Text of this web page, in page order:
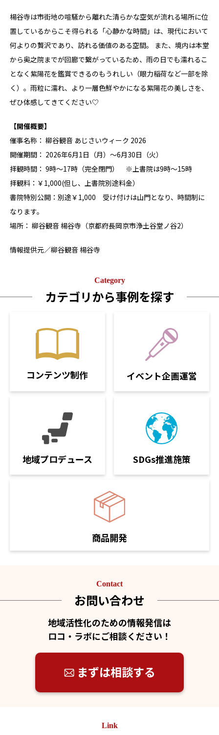
楊谷寺は市街地の喧騒から離れた清らかな空気が流れる場所に位
置しているからこそ得られる「心静かな時間」は、現代において
何よりの贅沢であり、訪れる価値のある空間。 また、境内は本堂
から奥之院までが回廊で繋がっているため、雨の日でも濡れるこ
となく紫陽花を鑑賞できるのもうれしい（眼力稲荷など一部を除
く）。雨粒に濡れ、より一層色鮮やかになる紫陽花の美しさを、
ぜひ体感してきてください♡
【開催概要】
催事名称： 柳谷観音 あじさいウィーク 2026
開催期間： 2026年6月1日（月）～6月30日（火）
拝観時間： 9時～17時（完全閉門） ※上書院は9時～15時
拝観料：￥1,000(但し、上書院別途料金）
書院特別公開：別途￥1,000 受け付けは山門となり、時間制に
なります。
場所： 柳谷観音 楊谷寺（京都府長岡京市浄土谷堂ノ谷2）
情報提供元／柳谷観音 楊谷寺
Category
カテゴリから事例を探す
コンテンツ制作 イベント企画運営
地域プロデュース SDGs推進施策
商品開発
Contact
お問い合わせ
地域活性化のための情報発信は
ロコ・ラボにご相談ください！
まずは相談する
Link